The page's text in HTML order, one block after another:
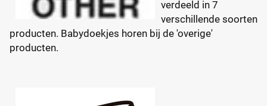
verdeeld in 7
verschillende soorten
producten. Babydoekjes horen bij de 'overige'
producten.